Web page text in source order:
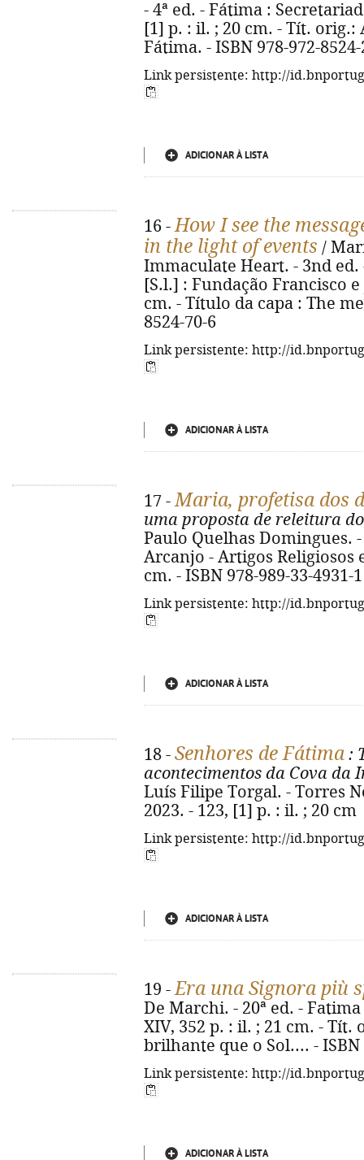
- 4ª ed. - Fátima :
[1] p. : il. ; 20 cm. - Tít. orig.:
Fátima. - ISBN 978-972-8524-
Link persistente: http://
ADICIONAR À LISTA
16 -How I see the
in the light of events /
Immaculate Heart. - 3nd
[S.l.] : Fundação Francisco
cm. - Título da capa : The
8524-70-6
Link persistente: http://
ADICIONAR À LISTA
17 -Maria, profetisa dos
uma proposta de releitura
Paulo Quelhas Domingues.
Arcanjo - Artigos Religiosos
cm. - ISBN 978-989-33-4931-1
Link persistente: http://
ADICIONAR À LISTA
18 - Senhores de Fátima :
acontecimentos da Cova da
Luís Filipe Torgal. - Torres
2023. - 123, [1] p. : il. ; 20 cm
Link persistente: http://
ADICIONAR À LISTA
19 -Era una Signora più
De Marchi. - 20ª ed. -
XIV, 352 p. : il. ; 21 cm. -
brilhante que o Sol.... - ISBN
Link persistente: http://
ADICIONAR À LISTA